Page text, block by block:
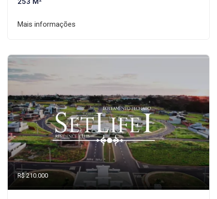
Mais informações
R$ 210.000